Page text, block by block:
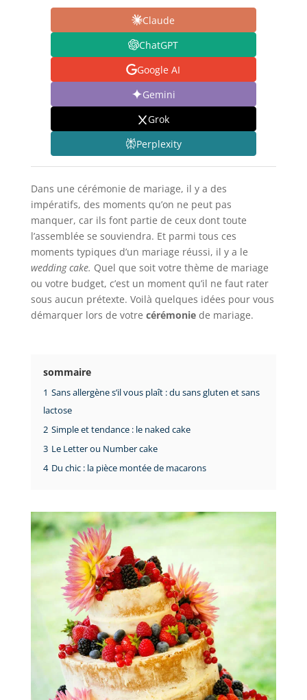
Claude
ChatGPT
Google AI
Gemini
Grok
Perplexity
Dans une cérémonie de mariage, il y a des
impératifs, des moments qu’on ne peut pas
manquer, car ils font partie de ceux dont toute
l’assemblée se souviendra. Et parmi tous ces
moments typiques d’un mariage réussi, il y a le
wedding cake. Quel que soit votre thème de mariage
ou votre budget, c’est un moment qu’il ne faut rater
sous aucun prétexte. Voilà quelques idées pour vous
démarquer lors de votre cérémonie de mariage.
sommaire
1 Sans allergène s’il vous plaît : du sans gluten et sans
lactose
2 Simple et tendance : le naked cake
3 Le Letter ou Number cake
4 Du chic : la pièce montée de macarons